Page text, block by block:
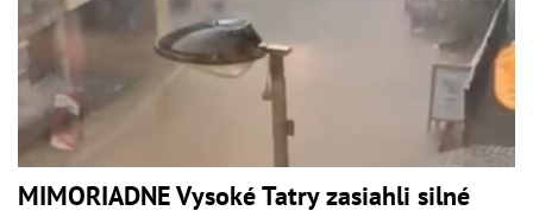
MIMORIADNE Vysoké Tatry zasiahli silné